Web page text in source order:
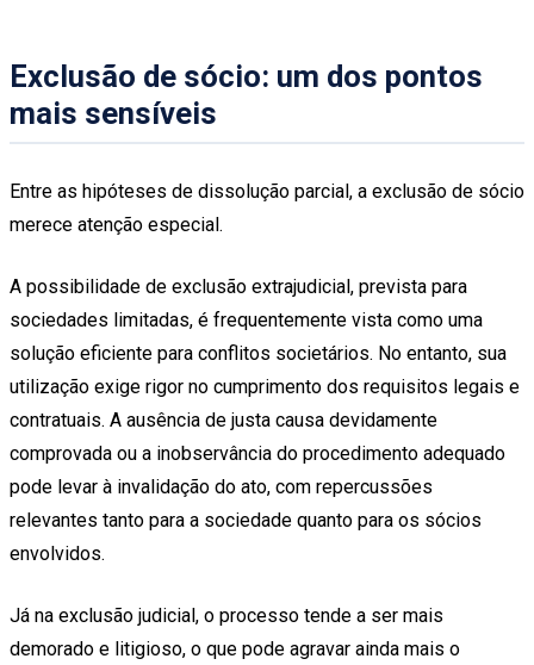
Exclusão de sócio: um dos pontos
mais sensíveis
Entre as hipóteses de dissolução parcial, a exclusão de sócio
merece atenção especial.
A possibilidade de exclusão extrajudicial, prevista para
sociedades limitadas, é frequentemente vista como uma
solução eficiente para conflitos societários. No entanto, sua
utilização exige rigor no cumprimento dos requisitos legais e
contratuais. A ausência de justa causa devidamente
comprovada ou a inobservância do procedimento adequado
pode levar à invalidação do ato, com repercussões
relevantes tanto para a sociedade quanto para os sócios
envolvidos.
Já na exclusão judicial, o processo tende a ser mais
demorado e litigioso, o que pode agravar ainda mais o